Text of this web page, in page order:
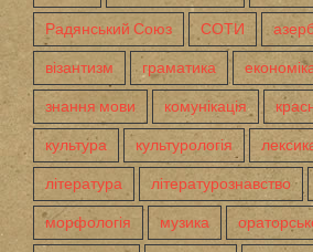
Радянський Союз СОТИ
візантизм граматика
знання мови комунікація
культура культурологія
література літературознавство
морфологія музика